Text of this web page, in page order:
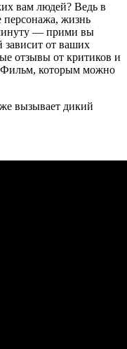
вам людей? Ведь в
персонажа, жизнь
— прими вы
зависит от ваших
отзывы от критиков и
которым можно
вызывает дикий